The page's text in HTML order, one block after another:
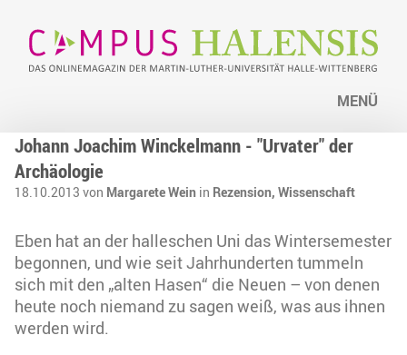
MENÜ
Johann Joachim Winckelmann - "Urvater" der
Archäologie
18.10.2013 von Margarete Wein in Rezension, Wissenschaft
Eben hat an der halleschen Uni das Wintersemester
begonnen, und wie seit Jahrhunderten tummeln
sich mit den „alten Hasen“ die Neuen – von denen
heute noch niemand zu sagen weiß, was aus ihnen
werden wird.